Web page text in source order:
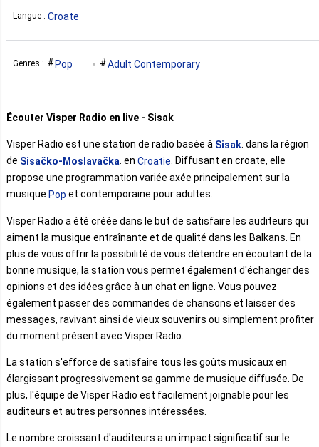
Langue : Croate
Genres : Pop Adult Contemporary
Écouter Visper Radio en live - Sisak
Visper Radio est une station de radio basée à Sisak . dans la région
de Sisačko-Moslavačka. en Croatie. Diffusant en croate, elle
propose une programmation variée axée principalement sur la
musique Pop et contemporaine pour adultes.
Visper Radio a été créée dans le but de satisfaire les auditeurs qui
aiment la musique entraînante et de qualité dans les Balkans. En
plus de vous offrir la possibilité de vous détendre en écoutant de la
bonne musique, la station vous permet également d'échanger des
opinions et des idées grâce à un chat en ligne. Vous pouvez
également passer des commandes de chansons et laisser des
messages, ravivant ainsi de vieux souvenirs ou simplement profiter
du moment présent avec Visper Radio.
La station s'efforce de satisfaire tous les goûts musicaux en
élargissant progressivement sa gamme de musique diffusée. De
plus, l'équipe de Visper Radio est facilement joignable pour les
auditeurs et autres personnes intéressées.
Le nombre croissant d'auditeurs a un impact significatif sur le